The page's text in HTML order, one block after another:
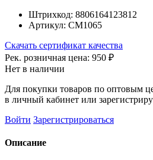
Штрихкод: 8806164123812
Артикул: СМ1065
Скачать сертификат качества
Рек. розничная цена: 950 ₽
Нет в наличии
Для покупки товаров по оптовым
в личный кабинет или
Войти Зарегистрироваться
Описание